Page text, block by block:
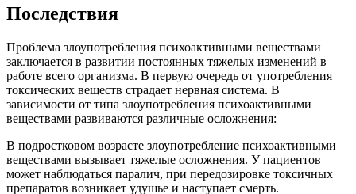
Последствия
Проблема злоупотребления психоактивными веществами
заключается в развитии постоянных тяжелых изменений в
работе всего организма. В первую очередь от употребления
токсических веществ страдает нервная система. В
зависимости от типа злоупотребления психоактивными
веществами развиваются различные осложнения:
В подростковом возрасте злоупотребление психоактивными
веществами вызывает тяжелые осложнения. У пациентов
может наблюдаться паралич, при передозировке токсичных
препаратов возникает удушье и наступает смерть.